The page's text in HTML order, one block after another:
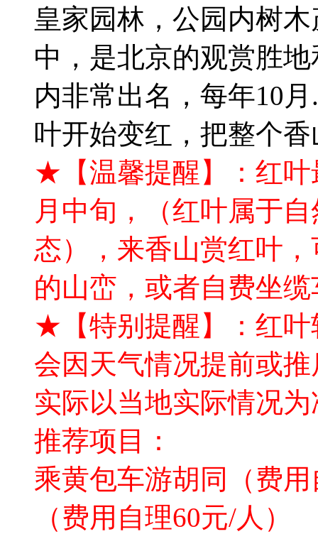
皇家园林，公园内树
中，是北京的观赏胜
内非常出名，每年10
叶开始变红，把整个
★【温馨提醒】：红叶
月中旬，（红叶属于
态），来香山赏红叶
的山峦，或者自费坐
★【特别提醒】：红叶
会因天气情况提前或
实际以当地实际情况为
推荐项目：
乘黄包车游胡同（费
（费用自理60元/人）